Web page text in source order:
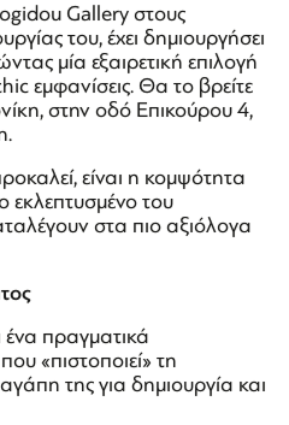
Gallery στους
του, έχει δημιουργήσει
μία εξαιρετική επιλογή
εμφανίσεις. Θα το βρείτε
στην οδό Επικούρου 4,
είναι η κομψότητα
εκλεπτυσμένο του
στα πιο αξιόλογα
ένα πραγματικά
«πιστοποιεί» τη
της για δημιουργία και